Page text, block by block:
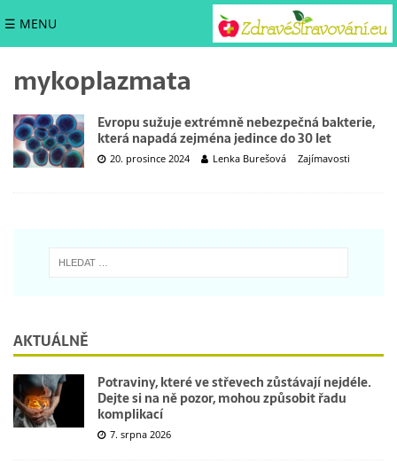
☰ MENU
mykoplazmata
Evropu sužuje extrémně nebezpečná bakterie,
která napadá zejména jedince do 30 let
20. prosince 2024 Lenka Burešová Zajímavosti
AKTUÁLNĚ
Potraviny, které ve střevech zůstávají nejdéle.
Dejte si na ně pozor, mohou způsobit řadu
komplikací
7. srpna 2026